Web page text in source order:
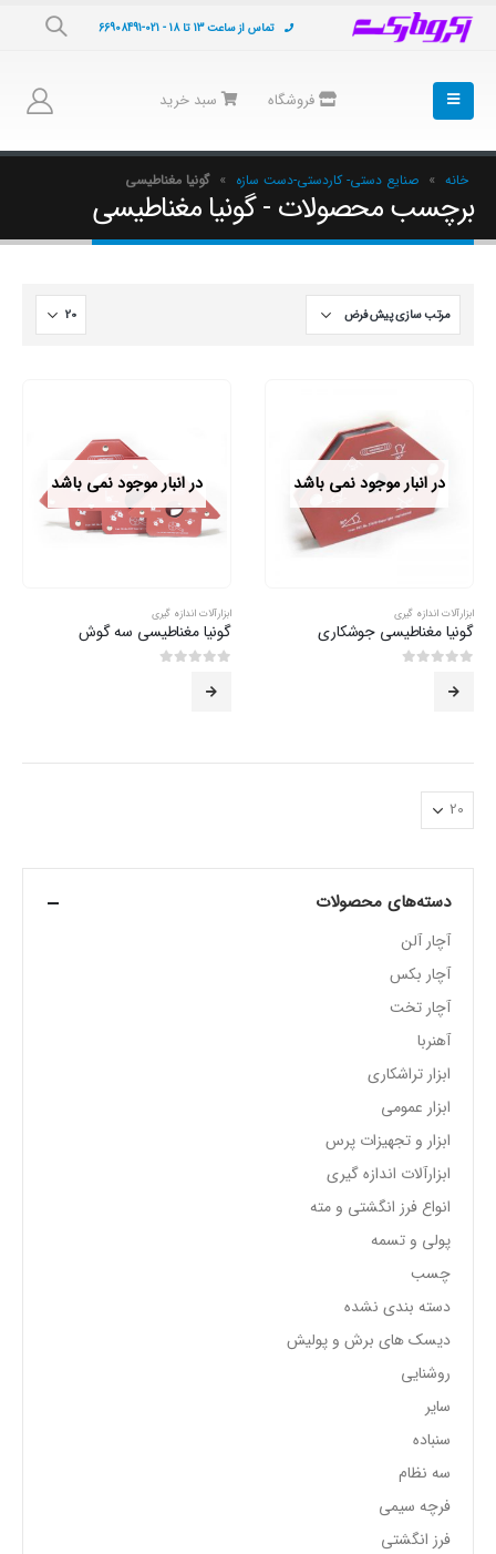
تماس از ساعت 13 تا 18 - 021-66908491
فروشگاه سبد خرید
خانه » صنایع دستی- کاردستی-دست سازه » گونیا مغناطیسی
برچسب محصولات - گونیا مغناطیسی
در انبار موجود نمی باشد
ابزارآلات اندازه گیری
گونیا مغناطیسی جوشکاری
در انبار موجود نمی باشد
ابزارآلات اندازه گیری
گونیا مغناطیسی سه گوش
دسته‌های محصولات
آچار آلن
آچار بکس
آچار تخت
آهنربا
ابزار تراشکاری
ابزار عمومی
ابزار و تجهیزات پرس
ابزارآلات اندازه گیری
انواع فرز انگشتی و مته
پولی و تسمه
چسب
دسته بندی نشده
دیسک های برش و پولیش
روشنایی
سایر
سنباده
سه نظام
فرچه سیمی
فرز انگشتی